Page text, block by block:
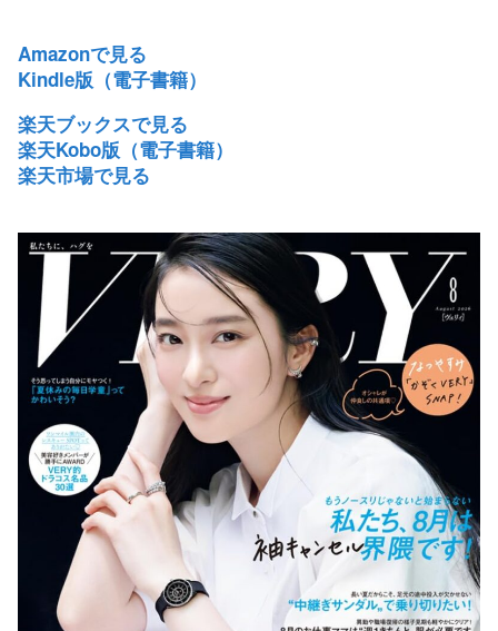
Amazonで見る
Kindle版（電子書籍）
楽天ブックスで見る
楽天Kobo版（電子書籍）
楽天市場で見る